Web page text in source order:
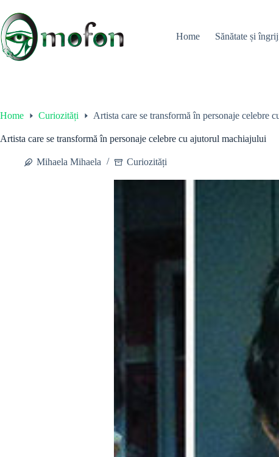
content
Home
Sănătate și
Home Curiozități Artista care se transformă în personaje celebre
Artista care se transformă în personaje celebre cu ajutorul machiajului
Mihaela Mihaela Curiozități